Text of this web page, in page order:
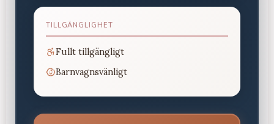
TILLGÄNGLIGHET
Fullt tillgängligt
Barnvagnsvänligt